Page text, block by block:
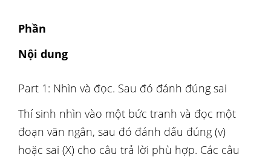
Phần
Nội dung
Part 1: Nhìn và đọc. Sau đó đánh đúng sai
Thí sinh nhìn vào một bức tranh và đọc một
đoạn văn ngắn, sau đó đánh dấu đúng (v)
hoặc sai (X) cho câu trả lời phù hợp. Các câu